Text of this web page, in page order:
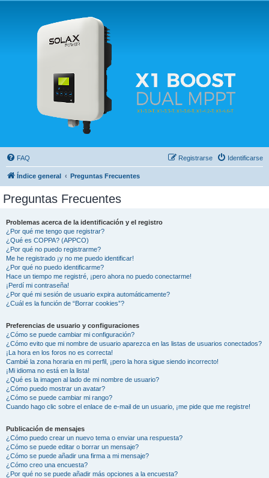
Solax FAQ
Lugar para intercambiar dudas sobre inversores solares Solax y temas relacionados.
FAQ Identificarse
Registrarse
Índice general Preguntas Frecuentes
Preguntas Frecuentes
Problemas acerca de la identificación y el registro
¿Por qué me tengo que registrar?
¿Qué es COPPA? (APPCO)
¿Por qué no puedo registrarme?
Me he registrado ¡y no me puedo identificar!
¿Por qué no puedo identificarme?
Hace un tiempo me registré, ¡pero ahora no puedo conectarme!
¡Perdí mi contraseña!
¿Por qué mi sesión de usuario expira automáticamente?
¿Cuál es la función de “Borrar cookies”?
Preferencias de usuario y configuraciones
¿Cómo se puede cambiar mi configuración?
¿Cómo evito que mi nombre de usuario aparezca en las listas de usuarios conectados?
¡La hora en los foros no es correcta!
Cambié la zona horaria en mi perfil, ¡pero la hora sigue siendo incorrecto!
¡Mi idioma no está en la lista!
¿Qué es la imagen al lado de mi nombre de usuario?
¿Cómo puedo mostrar un avatar?
¿Cómo se puede cambiar mi rango?
Cuando hago clic sobre el enlace de e-mail de un usuario, ¡me pide que me registre!
Publicación de mensajes
¿Cómo puedo crear un nuevo tema o enviar una respuesta?
¿Cómo se puede editar o borrar un mensaje?
¿Cómo se puede añadir una firma a mi mensaje?
¿Cómo creo una encuesta?
¿Por qué no se puede añadir más opciones a la encuesta?